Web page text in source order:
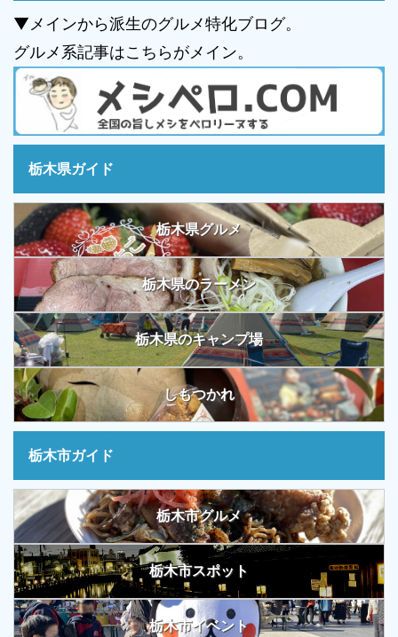
▼メインから派生のグルメ特化ブログ。
グルメ系記事はこちらがメイン。
栃木県ガイド
栃木県グルメ
栃木県のラーメン
栃木県のキャンプ場
しもつかれ
栃木市ガイド
栃木市グルメ
栃木市スポット
栃木市イベント